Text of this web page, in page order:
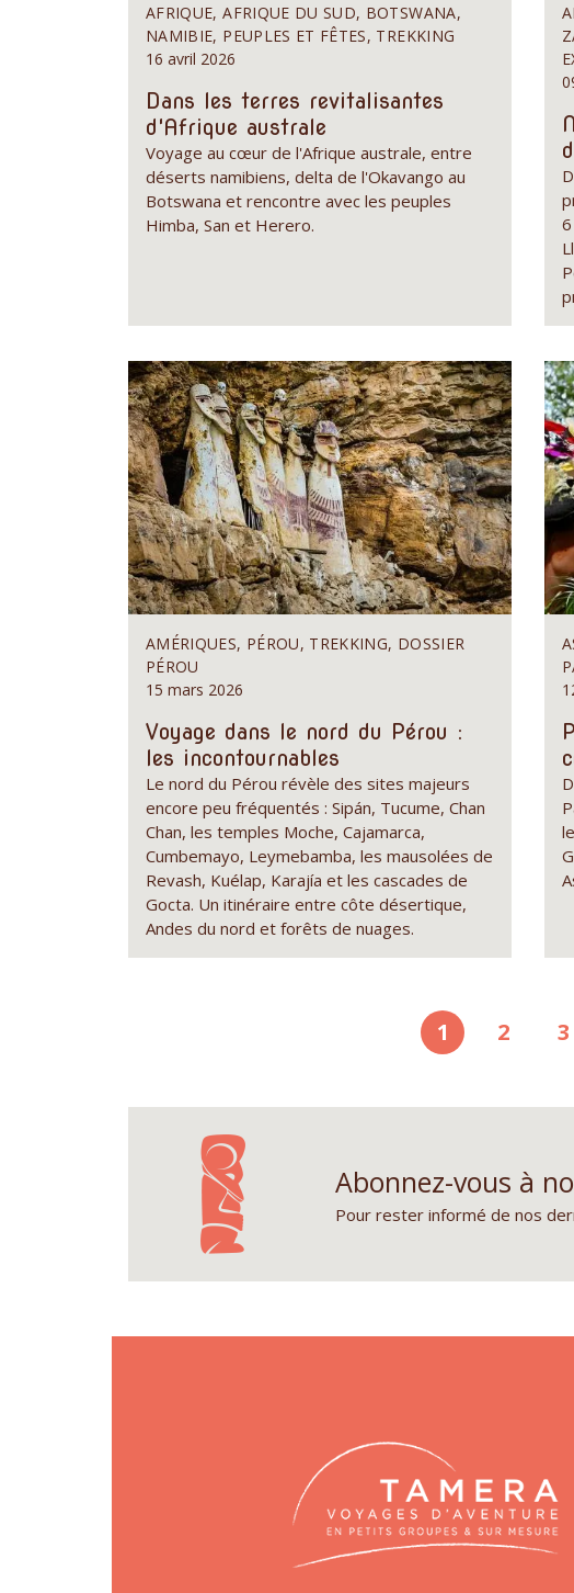
AFRIQUE, AFRIQUE DU SUD, BOTSWANA,
NAMIBIE, PEUPLES ET FÊTES, TREKKING
16 avril 2026
Dans les terres revitalisantes
d'Afrique australe
Voyage au cœur de l'Afrique australe, entre
déserts namibiens, delta de l'Okavango au
Botswana et rencontre avec les peuples
Himba, San et Herero.
AMÉRIQUES, PÉROU, TREKKING, DOSSIER
PÉROU
15 mars 2026
Voyage dans le nord du Pérou :
les incontournables
Le nord du Pérou révèle des sites majeurs
encore peu fréquentés : Sipán, Tucume, Chan
Chan, les temples Moche, Cajamarca,
Cumbemayo, Leymebamba, les mausolées de
Revash, Kuélap, Karajía et les cascades de
Gocta. Un itinéraire entre côte désertique,
Andes du nord et forêts de nuages.
Page
1 Page
2 3
Abonnez-vous à
Pour rester informé de nos